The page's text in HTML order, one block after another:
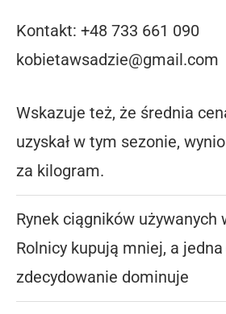
Kontakt: +48 733 661 090
kobietawsadzie@gmail.com
Wskazuje też, że średnia
uzyskał w tym sezonie,
za kilogram.
Rynek ciągników używanych
Rolnicy kupują mniej, a
zdecydowanie dominuje